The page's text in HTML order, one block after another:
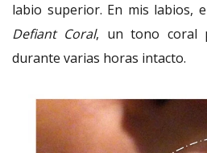
labio superior. En mis labios,
Defiant Coral, un tono coral
durante varias horas intacto.